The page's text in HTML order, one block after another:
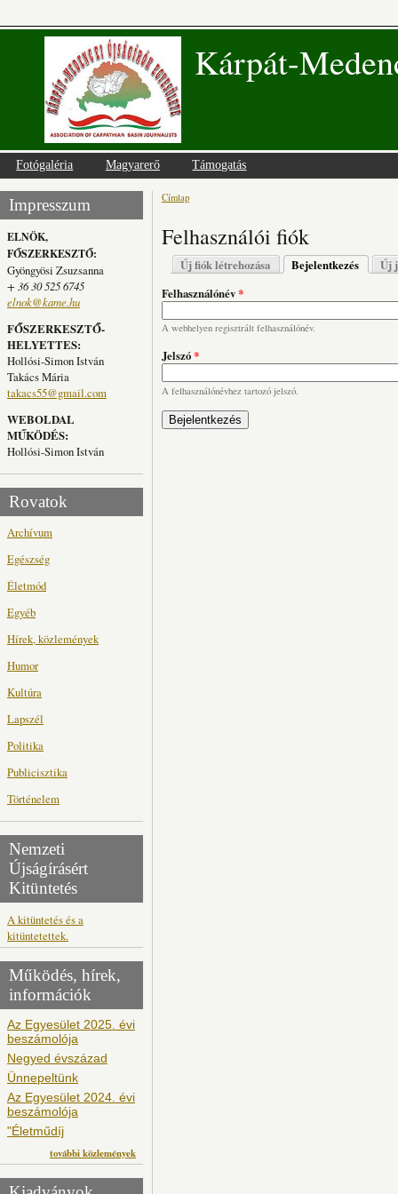
Kárpát-
Fotógaléria Magyarerő Támogatás
Impresszum
ELNÖK,
FŐSZERKESZTŐ:
Gyöngyösi Zsuzsanna
+ 36 30 525 6745
elnok@kame.hu
FŐSZERKESZTŐ-
HELYETTES:
Hollósi-Simon István
Takács Mária
takacs55@gmail.com
WEBOLDAL
MŰKÖDÉS:
Hollósi-Simon István
Rovatok
Archívum
Egészség
Életmód
Egyéb
Hírek, közlemények
Humor
Kultúra
Lapszél
Politika
Publicisztika
Történelem
Nemzeti
Újságírásért
Kitüntetés
A kitüntetés és a
kitüntetettek.
Működés, hírek,
információk
Az Egyesület 2025. évi
beszámolója
Negyed évszázad
Ünnepeltünk
Az Egyesület 2024. évi
beszámolója
"Életműdíj
további közlemények
Jelenlegi hely
Címlap
Felhasználói fiók
Elsődleges fülek
Új fiók létrehozása Bejelentkezés (aktív
Új
Felhasználónév*
A webhelyen regisztrált felhasználónév.
Jelszó*
A felhasználónévhez tartozó jelszó.